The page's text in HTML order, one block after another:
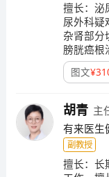
擅长：泌
尿外科疑
杂肾部分
膀胱癌根
图文¥
胡青 主
有来医生
副教授
擅长：长